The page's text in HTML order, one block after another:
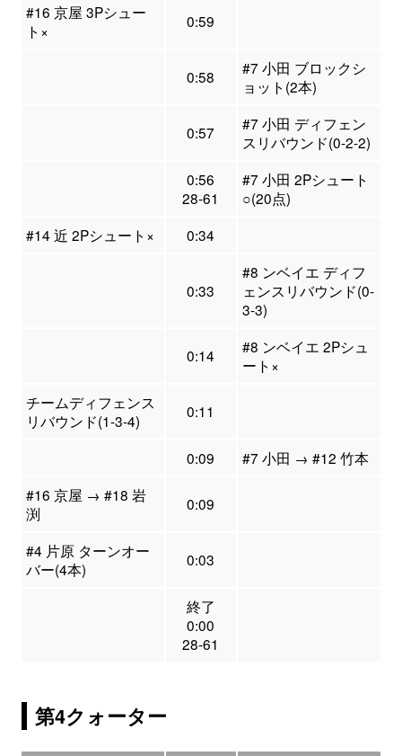
#16 京屋 3Pシュー
ト×
0:59
0:58
#7 小田 ブロックシ
ョット(2本)
0:57
#7 小田 ディフェン
スリバウンド(0-2-2)
0:56
28-61
#7 小田 2Pシュート
○(20点)
#14 近 2Pシュート×
0:34
0:33
#8 ンベイエ ディフ
ェンスリバウンド(0-
3-3)
0:14
#8 ンベイエ 2Pシュ
ート×
チームディフェンス
リバウンド(1-3-4)
0:11
0:09
#7 小田 → #12 竹本
#16 京屋 → #18 岩
渕
0:09
#4 片原 ターンオー
バー(4本)
0:03
終了
0:00
28-61
第4クォーター